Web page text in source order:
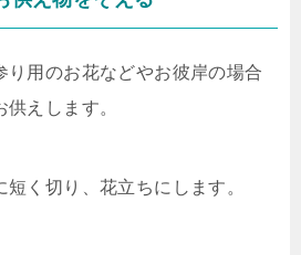
り用のお花などやお彼岸の場合
えします。
く切り、花立ちにします。